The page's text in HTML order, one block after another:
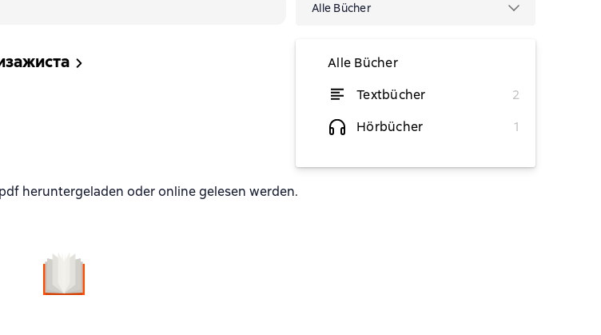
Alle Bücher
Alle Bücher
Textbücher
2
Hörbücher
1
von 20,06 €
von 5,89 €
heruntergeladen oder online gelesen werden.